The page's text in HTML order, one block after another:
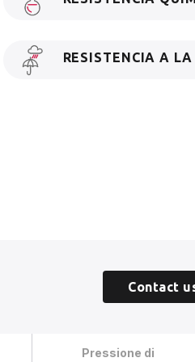
RESISTENCIA A
Contact
Pressione di